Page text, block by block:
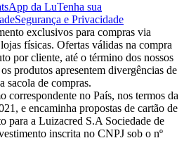
da LuTenha sua
Segurança e Privacidade
exclusivos para compras via
físicas. Ofertas válidas na compra
por cliente, até o término dos nossos
produtos apresentem divergências de
sacola de compras.
correspondente no País, nos termos da
e encaminha propostas de cartão de
para a Luizacred S.A Sociedade de
inscrita no CNPJ sob o nº